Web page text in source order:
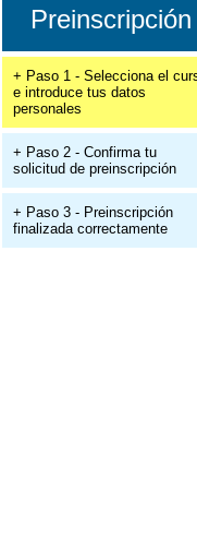
Preinscripción
+ Paso 1 - Selecciona el
e introduce tus datos
personales
+ Paso 2 - Confirma tu
solicitud de preinscripción
+ Paso 3 - Preinscripción
finalizada correctamente